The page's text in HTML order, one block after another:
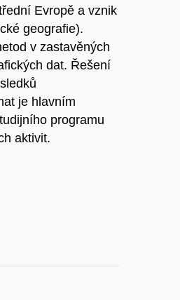
Evropě a vznik
geografie).
v zastavěných
dat. Řešení
je hlavním
programu
aktivit.